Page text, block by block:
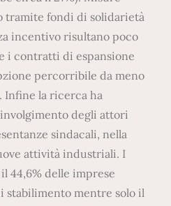
tramite fondi di solidarietà
incentivo risultano poco
i contratti di espansione
percorribile da meno
Infine la ricerca ha
degli attori
sindacali, nella
attività industriali. I
44,6% delle imprese
stabilimento mentre solo il